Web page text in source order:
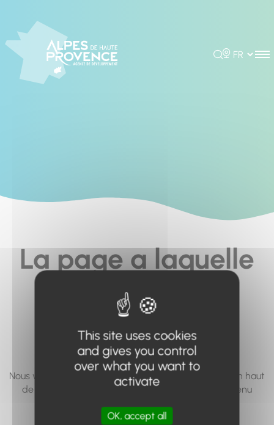
Rechercher
Choisir la
La page a laquelle
vous cherchez à
accéder n'existe
pas... ou plus.
Nous vous invitons à utiliser le moteur de recherche en haut
de page, ou à utiliser le menu pour trouver le contenu
This site uses cookies
and gives you control
over what you want to
activate
OK, accept all